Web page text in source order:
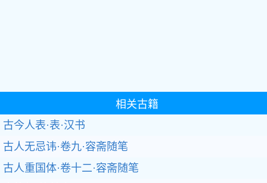
相关古籍
古今人表·表·汉书
古人无忌讳·卷九·容斋随笔
古人重国体·卷十二·容斋随笔